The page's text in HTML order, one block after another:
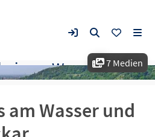
7 Medien
Wasser und
Wasser und Land am Neckar